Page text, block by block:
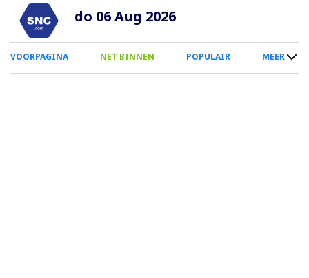
Overslaan
naar
inhoud
do 06 Aug 2026
0
Smartphone
VOORPAGINA NET BINNEN POPULAIR MEER